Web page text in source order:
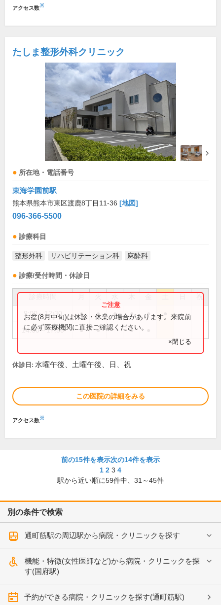
アクセス数※
たしま整形外科クリニック
所在地・電話番号
東海学園前駅
熊本県熊本市東区渡鹿8丁目11-36 [地図]
096-366-5500
診療科目
整形外科 リハビリテーション科 麻酔科
診療/受付時間・休診日
祝
9:00～12:30 ● ● ● ● ●
14:00～17:30 ● ● ●
お盆(8月中旬)は休診・休業の場合があります。来院前
に必ず医療機関に直接ご確認ください。
×閉じる
休診日: 水曜午後、土曜午後、日、祝
この医院の詳細をみる
アクセス数※
前の15件を表示次の14件を表示
1 2 3 4
駅から近い順に59件中、 31～45件
別の条件で検索
通町筋駅の周辺駅から病院・クリニックを探す
機能・特徴(女性医師など)から病院・クリニックを探
す(国府駅)
予約ができる病院・クリニックを探す(通町筋駅)